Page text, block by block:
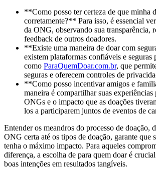
**Como posso ter certeza de que minha
corretamente?** Para isso, é essencial
da ONG, observando sua transparência,
feedback de outros doadores.
**Existe uma maneira de doar com
existem plataformas confiáveis e seguras
como ParaQuemDoar.com.br, que
seguras e oferecem controles de
**Como posso incentivar amigos e
maneira é compartilhar suas experiências
ONGs e o impacto que as doações
los a participarem juntos de eventos de
Entender os meandros do processo de doação,
ONG certa até os tipos de doação, garante que
tenha o máximo impacto. Para aqueles
diferença, a escolha de para quem doar é
boas intenções em resultados tangíveis.